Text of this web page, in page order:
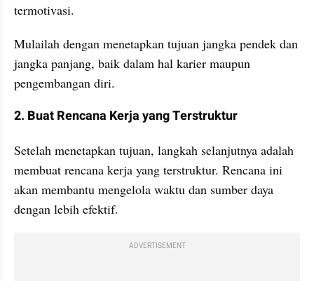
termotivasi.
Mulailah dengan menetapkan tujuan jangka pendek dan
jangka panjang, baik dalam hal karier maupun
pengembangan diri.
2. Buat Rencana Kerja yang Terstruktur
Setelah menetapkan tujuan, langkah selanjutnya adalah
membuat rencana kerja yang terstruktur. Rencana ini
akan membantu mengelola waktu dan sumber daya
dengan lebih efektif.
ADVERTISEMENT